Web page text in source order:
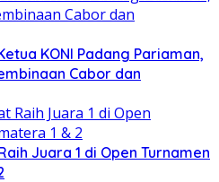
KONI Padang Pariaman,
Cabor dan
Juara 1 di Open Turnamen